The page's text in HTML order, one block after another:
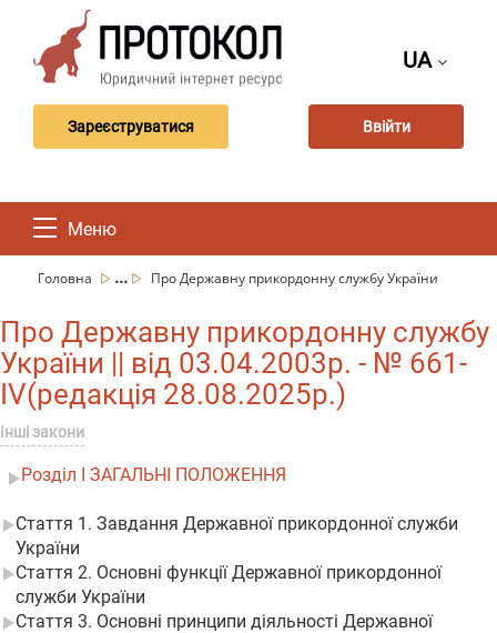
UA
Зареєструватися Ввійти
Меню
Головна ... Про Державну прикордонну службу України
Про Державну прикордонну службу
України || від 03.04.2003р. - № 661-
IV(редакція 28.08.2025р.)
Інші закони
Розділ I ЗАГАЛЬНІ ПОЛОЖЕННЯ
Стаття 1. Завдання Державної прикордонної служби
України
Стаття 2. Основні функції Державної прикордонної
служби України
Стаття 3. Основні принципи діяльності Державної